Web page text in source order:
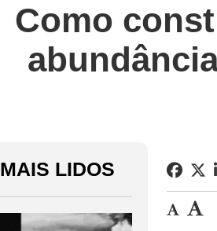
Como
MAIS LIDOS